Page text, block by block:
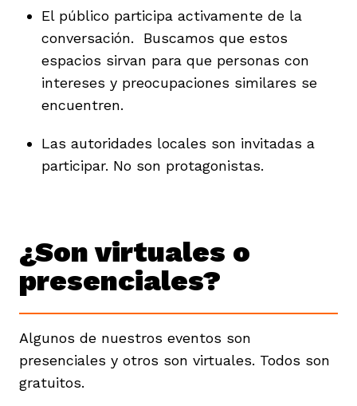
El público participa activamente de la
conversación. Buscamos que estos
espacios sirvan para que personas con
intereses y preocupaciones similares se
encuentren.
Las autoridades locales son invitadas a
participar. No son protagonistas.
¿Son virtuales o
presenciales?
Algunos de nuestros eventos son
presenciales y otros son virtuales. Todos son
gratuitos.